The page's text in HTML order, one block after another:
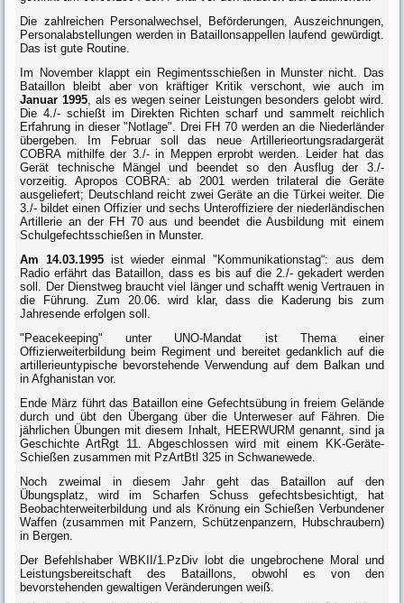
Die zahlreichen Personalwechsel, Beförderungen, Auszeichnungen,
Personalabstellungen werden in Bataillonsappellen laufend gewürdigt.
Das ist gute Routine.
Im November klappt ein Regimentsschießen in Munster nicht. Das
Bataillon bleibt aber von kräftiger Kritik verschont, wie auch im
Januar 1995 , als es wegen seiner Leistungen besonders gelobt wird.
Die 4./- schießt im Direkten Richten scharf und sammelt reichlich
Erfahrung in dieser "Notlage". Drei FH 70 werden an die Niederländer
übergeben. Im Februar soll das neue Artillerieortungsradargerät
COBRA mithilfe der 3./- in Meppen erprobt werden. Leider hat das
Gerät technische Mängel und beendet so den Ausflug der 3./-
vorzeitig. Apropos COBRA: ab 2001 werden trilateral die Geräte
ausgeliefert; Deutschland reicht zwei Geräte an die Türkei weiter. Die
3./- bildet einen Offizier und sechs Unteroffiziere der niederländischen
Artillerie an der FH 70 aus und beendet die Ausbildung mit einem
Schulgefechtsschießen in Munster.
Am 14.03.1995ist wieder einmal "Kommunikationstag“: aus dem
Radio erfährt das Bataillon, dass es bis auf die 2./- gekadert werden
soll. Der Dienstweg braucht viel länger und schafft wenig Vertrauen in
die Führung. Zum 20.06. wird klar, dass die Kaderung bis zum
Jahresende erfolgen soll.
"Peacekeeping" unter UNO-Mandat ist Thema einer
Offizierweiterbildung beim Regiment und bereitet gedanklich auf die
artillerieuntypische bevorstehende Verwendung auf dem Balkan und
in Afghanistan vor.
Ende März führt das Bataillon eine Gefechtsübung in freiem Gelände
durch und übt den Übergang über die Unterweser auf Fähren. Die
jährlichen Übungen mit diesem Inhalt, HEERWURM genannt, sind ja
Geschichte ArtRgt 11. Abgeschlossen wird mit einem KK-Geräte-
Schießen zusammen mit PzArtBtl 325 in Schwanewede.
Noch zweimal in diesem Jahr geht das Bataillon auf den
Übungsplatz, wird im Scharfen Schuss gefechtsbesichtigt, hat
Beobachterweiterbildung und als Krönung ein Schießen Verbundener
Waffen (zusammen mit Panzern, Schützenpanzern, Hubschraubern)
in Bergen.
Der Befehlshaber WBKII/1.PzDiv lobt die ungebrochene Moral und
Leistungsbereitschaft des Bataillons, obwohl es von den
bevorstehenden gewaltigen Veränderungen weiß.